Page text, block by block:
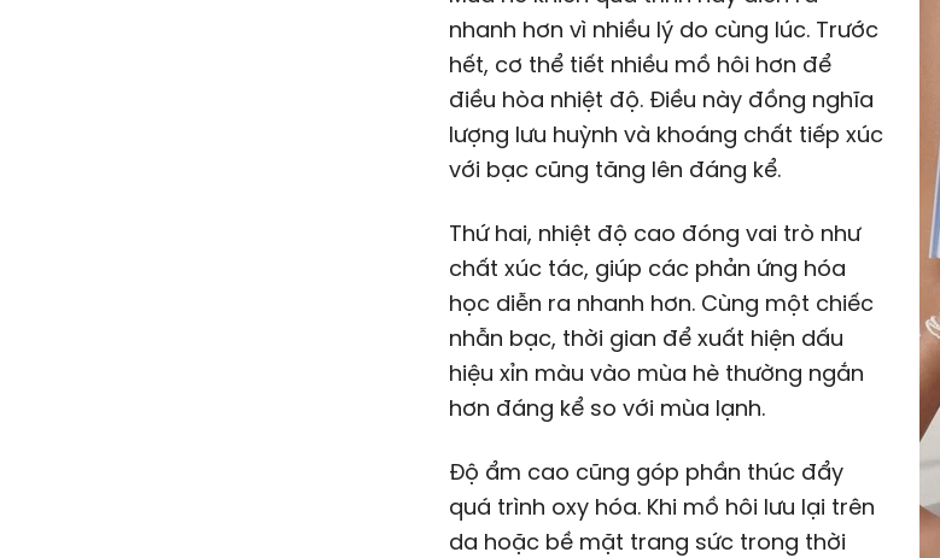
nhanh hơn vì nhiều lý do cùng lúc. Trước
hết, cơ thể tiết nhiều mồ hôi hơn để
điều hòa nhiệt độ. Điều này đồng nghĩa
lượng lưu huỳnh và khoáng chất tiếp xúc
với bạc cũng tăng lên đáng kể.
Thứ hai, nhiệt độ cao đóng vai trò như
chất xúc tác, giúp các phản ứng hóa
học diễn ra nhanh hơn. Cùng một chiếc
nhẫn bạc, thời gian để xuất hiện dấu
hiệu xỉn màu vào mùa hè thường ngắn
hơn đáng kể so với mùa lạnh.
Độ ẩm cao cũng góp phần thúc đẩy
quá trình oxy hóa. Khi mồ hôi lưu lại trên
da hoặc bề mặt trang sức trong thời